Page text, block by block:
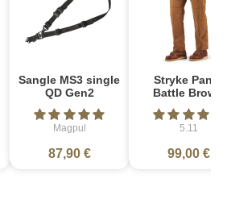
Sangle MS3 single
QD Gen2
Magpul
87,90 €
Stryke Pant -
Battle Brown
5.11
99,00 €